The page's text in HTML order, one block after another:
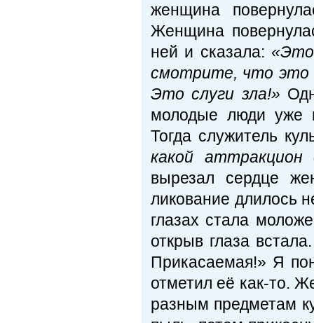
женщина
Женщина
ней и сказала:
смотрите, что это
Это слуги зла!»
молодые люди уже
Тогда служитель
какой аттракцион
вырезал сердце
ликование длилось
глазах стала
открыв глаза
Прикасаемая!» Я
отметил её как-то.
разным предметам